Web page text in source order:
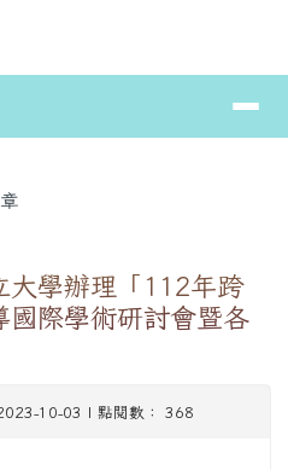
網
⏸
大學辦理「112年跨
國際學術研討會暨各
10-03 | 點閱數： 368